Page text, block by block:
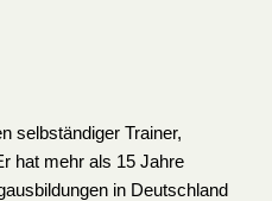
selbständiger Trainer,
hat mehr als 15 Jahre
in Deutschland